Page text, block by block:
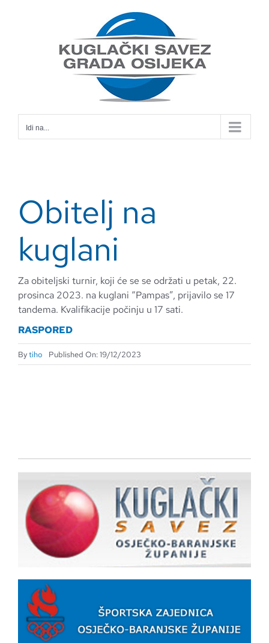
Idi na...
Obitelj na
kuglani
Za obiteljski turnir, koji će se se održati u petak, 22.
prosinca 2023. na kuglani “Pampas”, prijavilo se 17
tandema. Kvalifikacije počinju u 17 sati.
RASPORED
Bytiho Published On: 19/12/2023